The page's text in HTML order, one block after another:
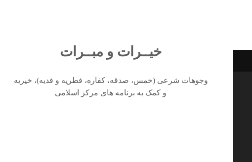
خیــرات و مبــرات
وجوهات شرعی (خمس، صدقه، کفاره، فطریه و فدیه)، خیریه
و کمک به برنامه های مرکز اسلامی